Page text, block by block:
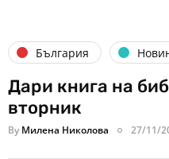
България
Дари книга на
вторник
By Милена Николова 27/11/